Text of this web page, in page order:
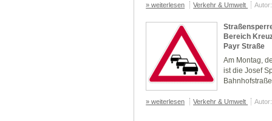
» weiterlesen Verkehr & Umwelt
Bereich
Payr Straße
Am Montag,
ist dieJosef
» weiterlesen Verkehr & Umwelt